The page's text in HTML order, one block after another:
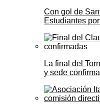
Con gol de
Estudiantes
La final del
y sede